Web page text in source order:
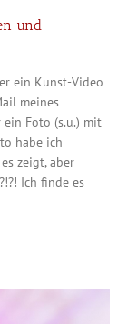
und
ein Kunst-Video
meines
Foto (s.u.) mit
habe ich
zeigt, aber
Ich finde es